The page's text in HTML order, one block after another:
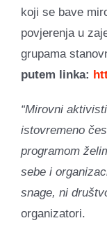
koji se bave
povjerenja u
grupama
putem linka:
“Mirovni
istovremeno
programom
sebe i
snage, ni
organizatori.